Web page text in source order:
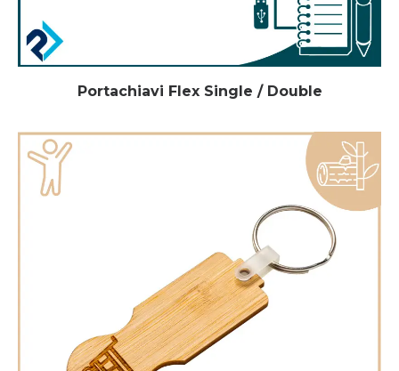
Portachiavi Flex Single / Double